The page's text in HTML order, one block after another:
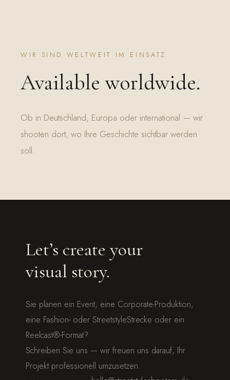
WIR SIND WELTWEIT IM EINSATZ
Available worldwide.
Ob in Deutschland, Europa oder international — wir
shooten dort, wo Ihre Geschichte sichtbar werden
soll.
Let’s create your
visual story.
Sie planen ein Event, eine Corporate-Produktion,
eine Fashion- oder StreetstyleStrecke oder ein
Reelcast®-Format?
Schreiben Sie uns — wir freuen uns darauf, Ihr
Projekt professionell umzusetzen.